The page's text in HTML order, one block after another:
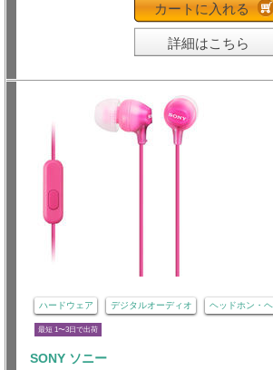
カートに入れる
詳細はこちら
ハードウェア デジタルオーディオ ヘッドホン・
最短 1〜3日で出荷
SONY ソニー